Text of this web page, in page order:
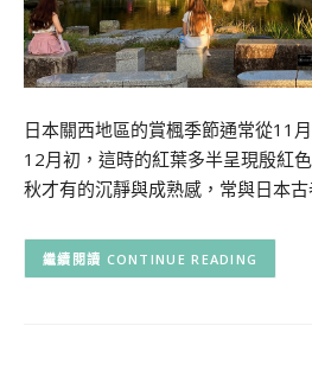
日本關西地區的賞楓季節通常從11
12月初，這時的紅葉多半呈現殷紅
秋才有的沉靜與成熟感，常與日本
CONTINUE READING